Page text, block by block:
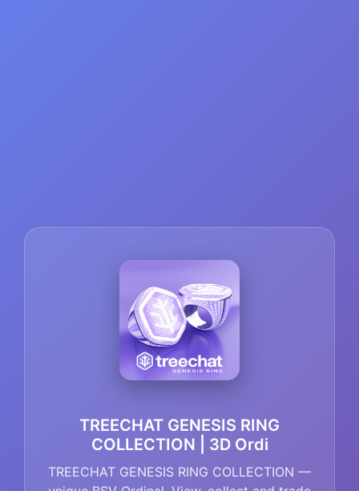
TREECHAT GENESIS RING
COLLECTION | 3D Ordi
TREECHAT GENESIS RING COLLECTION —